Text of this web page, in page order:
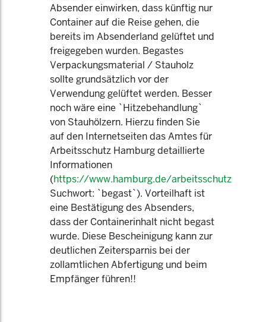
Absender einwirken, dass künftig nur
Container auf die Reise gehen, die
bereits im Absenderland gelüftet und
freigegeben wurden. Begastes
Verpackungsmaterial / Stauholz
sollte grundsätzlich vor der
Verwendung gelüftet werden. Besser
noch wäre eine `Hitzebehandlung`
von Stauhölzern. Hierzu finden Sie
auf den Internetseiten das Amtes für
Arbeitsschutz Hamburg detaillierte
Informationen
(https://www.hamburg.de/arbeitsschutz
Suchwort: `begast`). Vorteilhaft ist
eine Bestätigung des Absenders,
dass der Containerinhalt nicht begast
wurde. Diese Bescheinigung kann zur
deutlichen Zeitersparnis bei der
zollamtlichen Abfertigung und beim
Empfänger führen!!